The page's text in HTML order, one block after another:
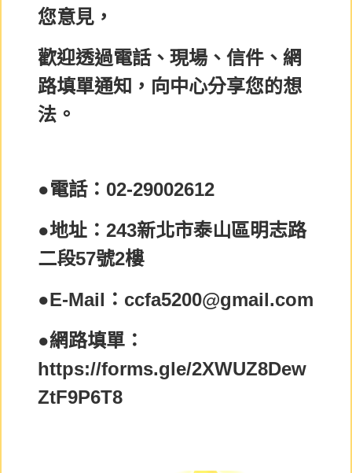
您意見，
歡迎透過電話、現場、信件、網
路填單通知，向中心分享您的想
法。
●電話：02-29002612
●地址：243新北市泰山區明志路
二段57號2樓
●E-Mail：ccfa5200@gmail.com
●網路填單：
https://forms.gle/2XWUZ8Dew
ZtF9P6T8